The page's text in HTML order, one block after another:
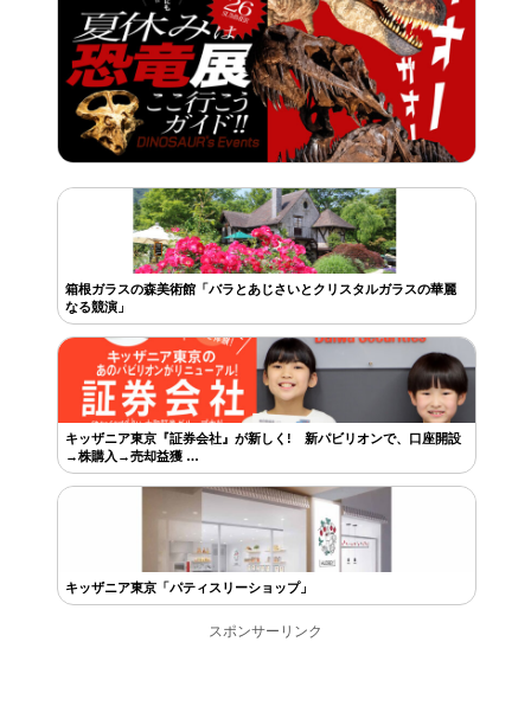
箱根ガラスの森美術館「バラとあじさいとクリスタルガラスの華麗
なる競演」
キッザニア東京『証券会社』が新しく! 新パビリオンで、口座開設
→株購入→売却益獲 …
キッザニア東京「パティスリーショップ」
スポンサーリンク